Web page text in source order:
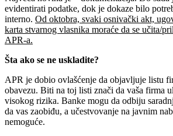
evidentirati podatke, dok je dokaze bilo
interno. Od oktobra, svaki osnivački akt,
karta stvarnog vlasnika moraće da se učita/
APR-a.
Šta ako se ne uskladite?
APR je dobio ovlašćenje da objavljuje listu
obavezu. Biti na toj listi znači da vaša firma
visokog rizika. Banke mogu da odbiju
da vas zaobiđu, a učestvovanje na javnim
nemoguće.